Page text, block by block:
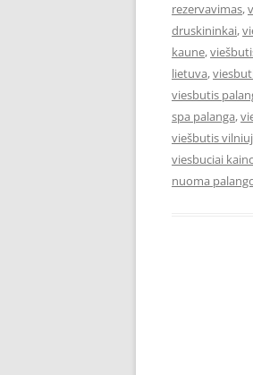
rezervavimas,
druskininkai,
kaune,
lietuva,
viesbutis
spa palanga,
viešbutis
viesbuciai
nuoma